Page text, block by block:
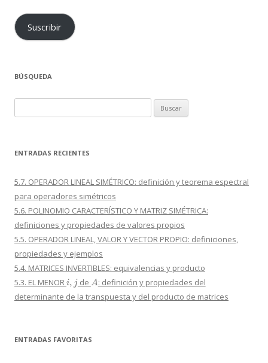
Suscribir
BÚSQUEDA
ENTRADAS RECIENTES
5.7. OPERADOR LINEAL SIMÉTRICO: definición y teorema espectral
para operadores simétricos
5.6. POLINOMIO CARACTERÍSTICO Y MATRIZ SIMÉTRICA:
definiciones y propiedades de valores propios
5.5. OPERADOR LINEAL, VALOR Y VECTOR PROPIO: definiciones,
propiedades y ejemplos
5.4. MATRICES INVERTIBLES: equivalencias y producto
5.3. EL MENORi,j de A: definición y propiedades del
determinante de la transpuesta y del producto de matrices
ENTRADAS FAVORITAS